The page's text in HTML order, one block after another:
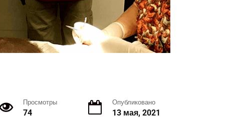
Просмотры
74
Опубликовано
13 мая, 2021